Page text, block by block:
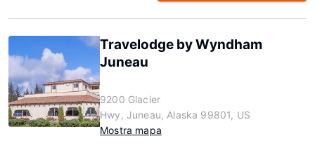
Travelodge by Wyndham
Juneau
9200 Glacier
Hwy, Juneau, Alaska 99801, US
Mostra mapa